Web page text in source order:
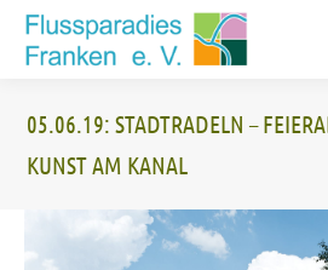
05.06.19: STADTRADELN –
KUNST AM KANAL
Sie befinden sich hier: